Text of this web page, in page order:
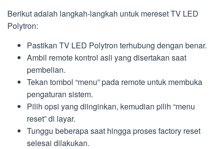
Berikut adalah langkah-langkah untuk mereset TV LED
Polytron:
Pastikan TV LED Polytron terhubung dengan benar.
Ambil remote kontrol asli yang disertakan saat
pembelian.
Tekan tombol “menu” pada remote untuk membuka
pengaturan sistem.
Pilih opsi yang diinginkan, kemudian pilih “menu
reset” di layar.
Tunggu beberapa saat hingga proses factory reset
selesai dilakukan.